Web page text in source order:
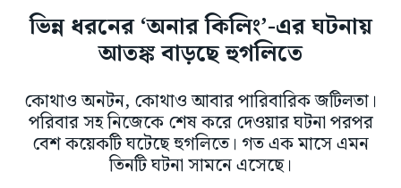
ভিন্ন ধরনের ‘অনার কিলিং’-এর ঘটনায়
আতঙ্ক বাড়ছে হুগলিতে
কোথাও অনটন, কোথাও আবার পারিবারিক জটিলতা।
পরিবার সহ নিজেকে শেষ করে দেওয়ার ঘটনা পরপর
বেশ কয়েকটি ঘটেছে হুগলিতে। গত এক মাসে এমন
তিনটি ঘটনা সামনে এসেছে।